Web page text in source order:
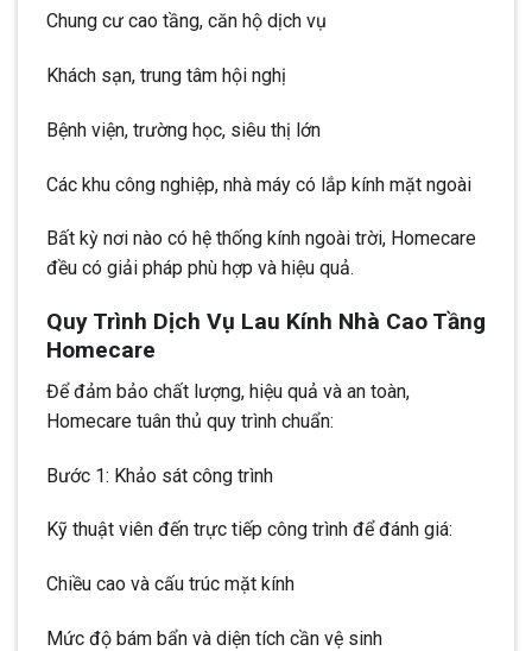
Chung cư cao tầng, căn hộ dịch vụ
Khách sạn, trung tâm hội nghị
Bệnh viện, trường học, siêu thị lớn
Các khu công nghiệp, nhà máy có lắp kính mặt ngoài
Bất kỳ nơi nào có hệ thống kính ngoài trời, Homecare
đều có giải pháp phù hợp và hiệu quả.
Quy Trình Dịch Vụ Lau Kính Nhà Cao Tầng
Homecare
Để đảm bảo chất lượng, hiệu quả và an toàn,
Homecare tuân thủ quy trình chuẩn:
Bước 1: Khảo sát công trình
Kỹ thuật viên đến trực tiếp công trình để đánh giá:
Chiều cao và cấu trúc mặt kính
Mức độ bám bẩn và diện tích cần vệ sinh